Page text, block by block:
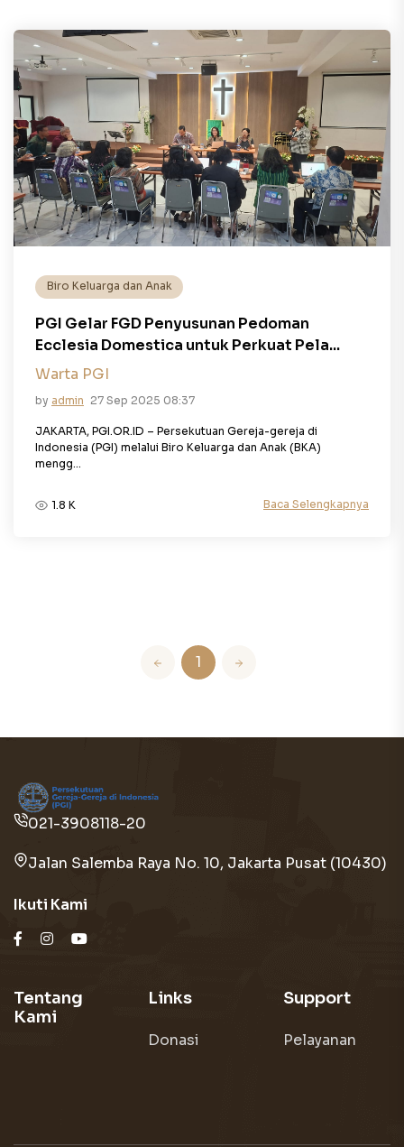
Biro Keluarga dan Anak
PGI Gelar FGD Penyusunan Pedoman
Ecclesia Domestica untuk Perkuat Pela...
Warta PGI
by admin 27 Sep 2025 08:37
JAKARTA, PGI.OR.ID – Persekutuan Gereja-gereja di
Indonesia (PGI) melalui Biro Keluarga dan Anak (BKA)
mengg...
1.8 K Baca Selengkapnya
1
021-3908118-20
Jalan Salemba Raya No. 10, Jakarta Pusat (10430)
Ikuti Kami
Tentang
Kami
Links
Donasi
Support
Pelayanan